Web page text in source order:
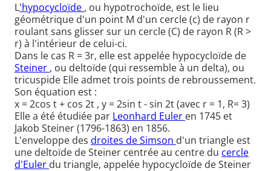
L'hypocycloïde , ou hypotrochoïde, est le lieu
géométrique d'un point M d'un cercle (c) de rayon r
roulant sans glisser sur un cercle (C) de rayon R (R >
r) à l'intérieur de celui-ci.
Dans le cas R = 3r, elle est appelée hypocycloïde de
Steiner , ou deltoïde (qui ressemble à un delta), ou
tricuspide Elle admet trois points de rebroussement.
Son équation est :
x = 2cos t + cos 2t , y = 2sin t - sin 2t (avec r = 1, R= 3)
Elle a été étudiée par Leonhard Euler en 1745 et
Jakob Steiner (1796-1863) en 1856.
L'enveloppe des droites de Simson d'un triangle est
une deltoïde de Steiner centrée au centre du cercle
d'Euler du triangle, appelée hypocycloïde de Steiner